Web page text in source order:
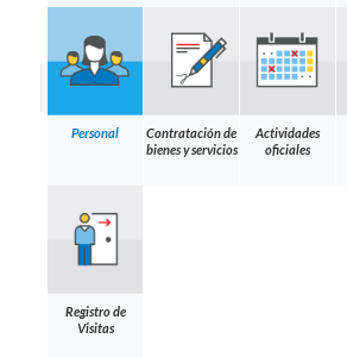
Personal
Contratación de
bienes y servicios
Actividades
oficiales
Registro de
Visitas